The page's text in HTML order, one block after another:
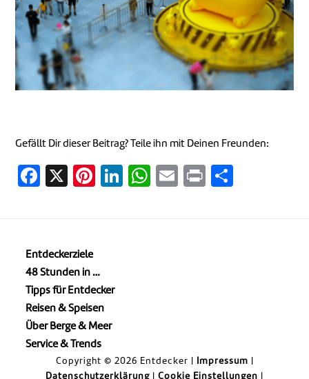
Gefällt Dir dieser Beitrag? Teile ihn mit Deinen Freunden:
Facebook
X Pinterest
LinkedIn
WhatsApp
EmailPrint
Entdeckerziele
48 Stunden in …
Tipps für Entdecker
Reisen & Speisen
Über Berge & Meer
Service & Trends
Copyright © 2026 Entdecker | Impressum
Datenschutzerklärung
Cookie Einstellungen